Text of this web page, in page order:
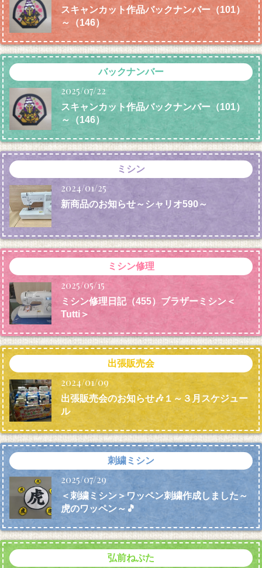
スキャンカット作品バックナンバー（101）
～（146）
バックナンバー
2025/07/22
スキャンカット作品バックナンバー（101）
～（146）
ミシン
2024/01/25
新商品のお知らせ～シャリオ590～
ミシン修理
2025/05/15
ミシン修理日記（455）ブラザーミシン＜
Tutti＞
出張販売会
2024/01/09
出張販売会のお知らせ🎶１～３月スケジュー
ル
刺繍ミシン
2025/07/29
＜刺繍ミシン＞ワッペン刺繍作成しました～
虎のワッペン～🎵
弘前ねぷた